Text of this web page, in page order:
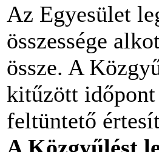
Az Egyesület
összessége
össze. A
kitűzött időpont
feltüntető
A Közgyűlést